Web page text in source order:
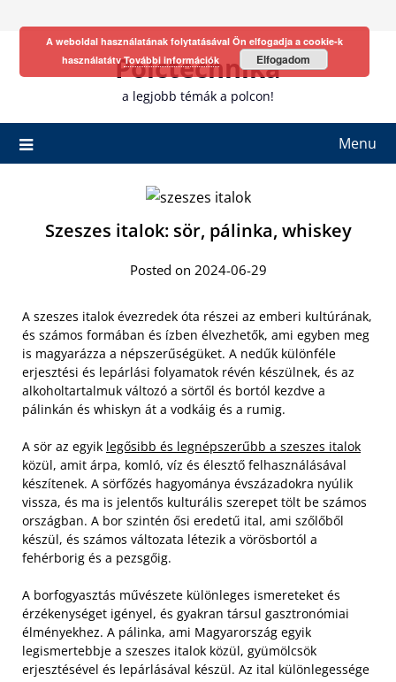
Polctechnika
a legjobb témák a polcon!
Menu
Szeszes italok: sör, pálinka, whiskey
Posted on 2024-06-29
A szeszes italok évezredek óta részei az emberi kultúrának,
és számos formában és ízben élvezhetők, ami egyben meg
is magyarázza a népszerűségüket. A nedűk különféle
erjesztési és lepárlási folyamatok révén készülnek, és az
alkoholtartalmuk változó a sörtől és bortól kezdve a
pálinkán és whiskyn át a vodkáig és a rumig.
A sör az egyik legősibb és legnépszerűbb a szeszes italok
közül, amit árpa, komló, víz és élesztő felhasználásával
készítenek. A sörfőzés hagyománya évszázadokra nyúlik
vissza, és ma is jelentős kulturális szerepet tölt be számos
országban. A bor szintén ősi eredetű ital, ami szőlőből
készül, és számos változata létezik a vörösbortól a
fehérborig és a pezsgőig.
A borfogyasztás művészete különleges ismereteket és
érzékenységet igényel, és gyakran társul gasztronómiai
élményekhez. A pálinka, ami Magyarország egyik
legismertebbje a szeszes italok közül, gyümölcsök
erjesztésével és lepárlásával készül. Az ital különlegessége
A weboldal használatának folytatásával Ön elfogadja a cookie-k
használatátvTovábbi információk Elfogadom